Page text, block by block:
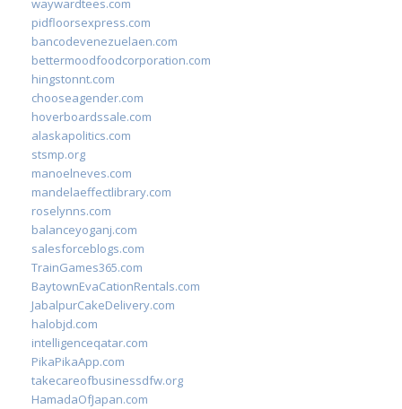
waywardtees.com
pidfloorsexpress.com
bancodevenezuelaen.com
bettermoodfoodcorporation.com
hingstonnt.com
chooseagender.com
hoverboardssale.com
alaskapolitics.com
stsmp.org
manoelneves.com
mandelaeffectlibrary.com
roselynns.com
balanceyoganj.com
salesforceblogs.com
TrainGames365.com
BaytownEvaCationRentals.com
JabalpurCakeDelivery.com
halobjd.com
intelligenceqatar.com
PikaPikaApp.com
takecareofbusinessdfw.org
HamadaOfJapan.com